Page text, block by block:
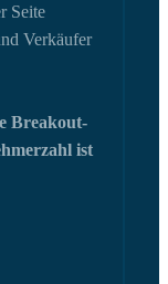
Seite
Verkäufer
Breakout-
ist